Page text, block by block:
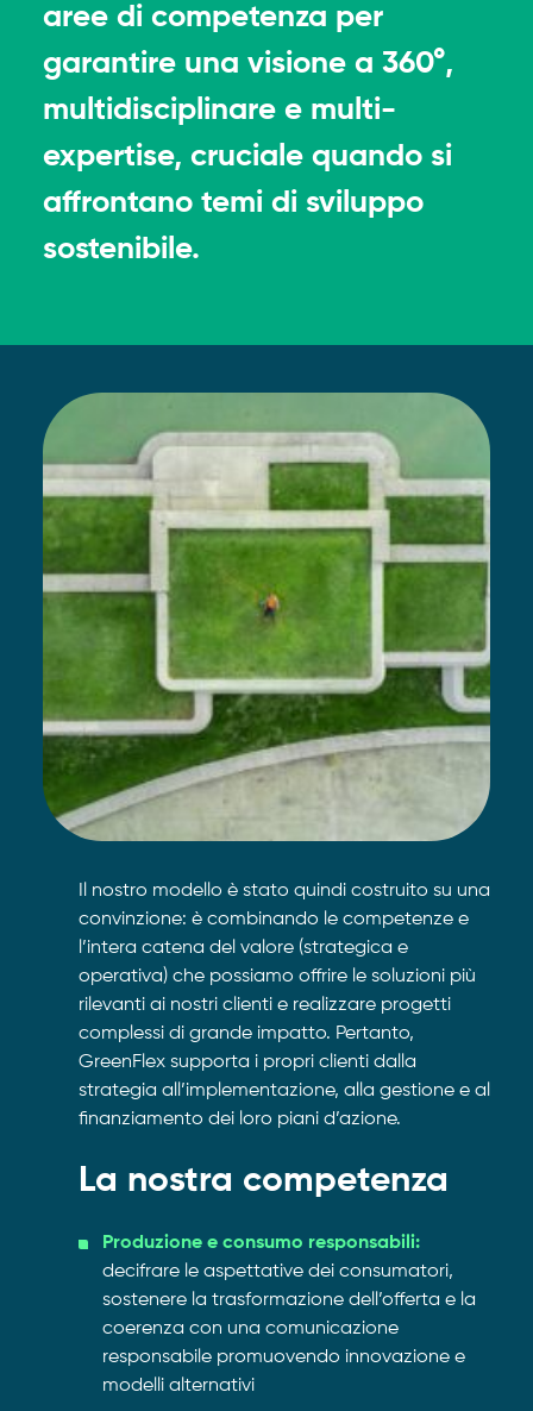
aree di competenza per
garantire una visione a 360°,
multidisciplinare e multi-
expertise, cruciale quando si
affrontano temi di sviluppo
sostenibile.
Il nostro modello è stato quindi costruito su una
convinzione: è combinando le competenze e
l’intera catena del valore (strategica e
operativa) che possiamo offrire le soluzioni più
rilevanti ai nostri clienti e realizzare progetti
complessi di grande impatto. Pertanto,
GreenFlex supporta i propri clienti dalla
strategia all’implementazione, alla gestione e al
finanziamento dei loro piani d’azione.
La nostra competenza
Produzione e consumo responsabili:
decifrare le aspettative dei consumatori,
sostenere la trasformazione dell’offerta e la
coerenza con una comunicazione
responsabile promuovendo innovazione e
modelli alternativi